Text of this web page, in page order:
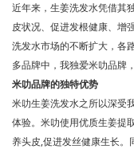
近年来，生姜洗发水凭借其
皮状况、促进发根健康、增
洗发水市场的不断扩大，各
多品牌中，我独爱米叻品牌
米叻品牌的独特优势
米叻生姜洗发水之所以深受
体验。米叻使用优质生姜提
养头皮,促进发丝健康生长